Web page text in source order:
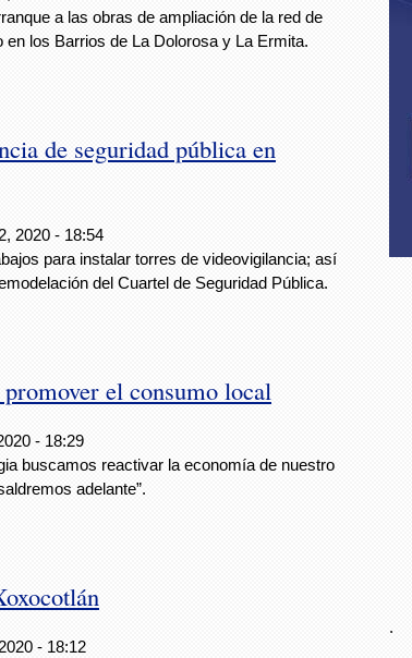
a las obras de ampliación de la red de
en los Barrios de La Dolorosa y La Ermita.
de seguridad pública en
2020 - 18:54
para instalar torres de videovigilancia; así
del Cuartel de Seguridad Pública.
el consumo local
- 18:29
buscamos reactivar la economía de nuestro
adelante”.
- 18:12
.